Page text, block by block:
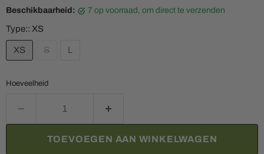
Beschikbaarheid: 7 op voorraad, om direct te verzenden
Type:: XS
XS S L
Hoeveelheid
TOEVOEGEN AAN WINKELWAGEN